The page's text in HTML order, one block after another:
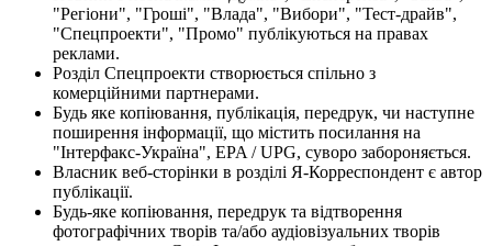
"Регіони", "Гроші", "Влада", "Вибори", "Тест-драйв",
"Спецпроекти", "Промо" публікуються на правах
реклами.
Розділ Спецпроекти створюється спільно з
комерційними партнерами.
Будь яке копіювання, публікація, передрук, чи наступне
поширення інформації, що містить посилання на
"Інтерфакс-Україна", EPA / UPG, суворо забороняється.
Власник веб-сторінки в розділі Я-Корреспондент є автор
публікації.
Будь-яке копіювання, передрук та відтворення
фотографічних творів та/або аудіовізуальних творів